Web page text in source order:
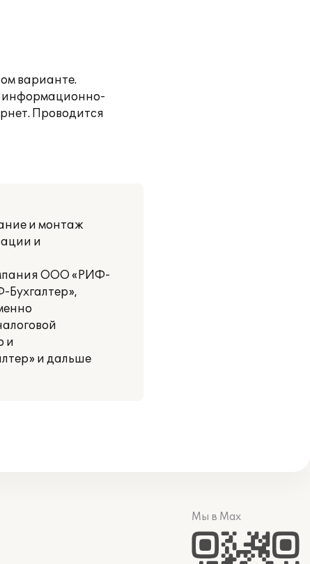
варианте.
информационно-
Проводится
и монтаж
и
ООО «РИФ-
и
и дальше
Мы в Max